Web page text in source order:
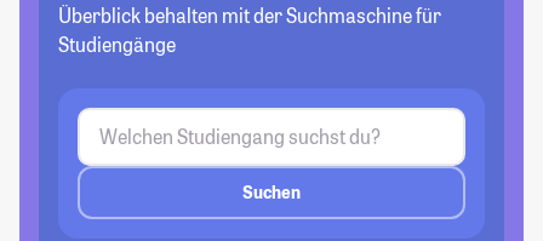
Überblick behalten mit der Suchmaschine für
Studiengänge
Suchen